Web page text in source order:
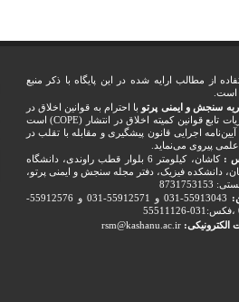
از مطالب ارایه شده در این پایگاه با ذکر منبع
است.
سنجش و ایمنی پرتو با احترام به قوانین اخلاق در
نشریات تابع قوانین کمیته اخلاق در انتشار (COPE) است
آیین‌نامه اجرایی قانون پیشگیری و مقابله با تقلب در
علمی پیروی می‌نماید.
:
کاشان، کیلومتر 6 بلوار قطب راوندی، دانشگاه
دانشکده فیزیک، دفتر مجله سنجش و ایمنی پرتو،
55913043-031 و 55912571-031 و 55912576-
الکترونیکی: rsm@kashanu.ac.ir